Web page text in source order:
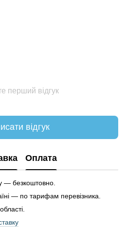
перший відгук
відгук
Оплата
— безкоштовно.
— по тарифам перевізника.